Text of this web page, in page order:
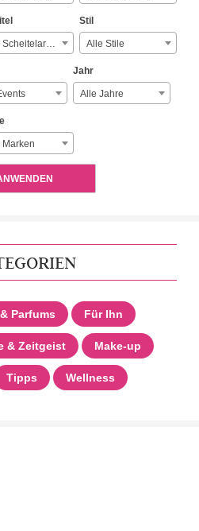
Alle Scheitelarten
Stil
Alle Stile
Jahr
Alle Jahre
Marken
Parfums Für Ihn
& Zeitgeist Make-up
Tipps Wellness